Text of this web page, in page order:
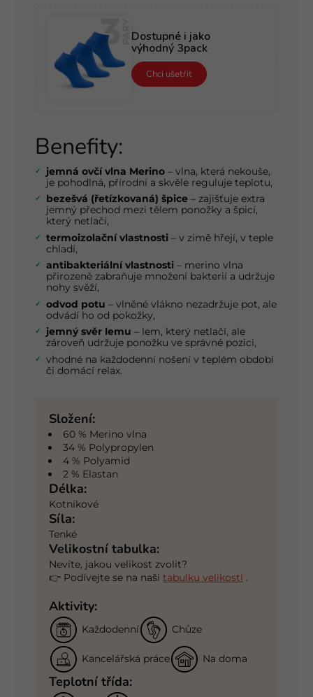
Dostupné i jako
výhodný 3pack
Chci ušetřit
Benefity:
jemná ovčí vlna Merino – vlna, která nekouše,
je pohodlná, přírodní a skvěle reguluje teplotu,
bezešvá (řetízkovaná) špice – zajišťuje extra
jemný přechod mezi tělem ponožky a špicí,
který netlačí,
termoizolační vlastnosti – v zimě hřejí, v teple
chladí,
antibakteriální vlastnosti – merino vlna
přirozeně zabraňuje množení bakterií a udržuje
nohy svěží,
odvod potu – vlněné vlákno nezadržuje pot, ale
odvádí ho od pokožky,
jemný svěr lemu – lem, který netlačí, ale
zároveň udržuje ponožku ve správné pozici,
vhodné na každodenní nošení v teplém období
či domácí relax.
Složení:
60 % Merino vlna
34 % Polypropylen
4 % Polyamid
2 % Elastan
Délka:
Kotníkové
Síla:
Tenké
Velikostní tabulka:
Nevíte, jakou velikost zvolit?
👉 Podívejte se na naši tabulku velikostí .
Aktivity:
Každodenní Chůze
Kancelářská práce Na doma
Teplotní třída: